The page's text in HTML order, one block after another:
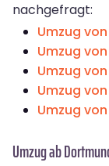
nachgefragt:
Umzug
Umzug
Umzug
Umzug
Umzug
Umzug ab